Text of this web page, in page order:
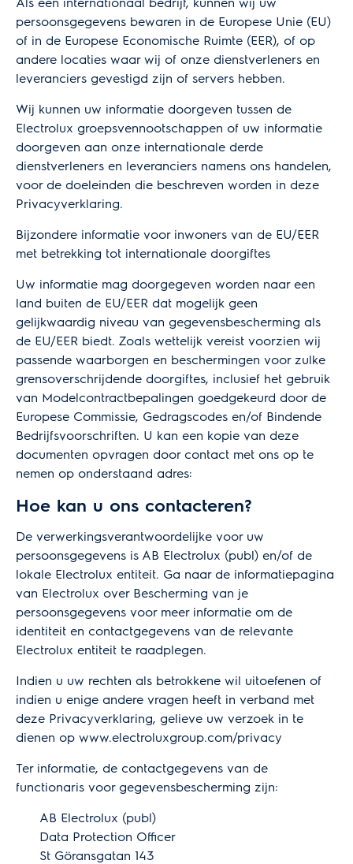
persoonsgegevens bewaren in de Europese Unie (EU)
of in de Europese Economische Ruimte (EER), of op
andere locaties waar wij of onze dienstverleners en
leveranciers gevestigd zijn of servers hebben.
Wij kunnen uw informatie doorgeven tussen de
Electrolux groepsvennootschappen of uw informatie
doorgeven aan onze internationale derde
dienstverleners en leveranciers namens ons handelen,
voor de doeleinden die beschreven worden in deze
Privacyverklaring.
Bijzondere informatie voor inwoners van de EU/EER
met betrekking tot internationale doorgiftes
Uw informatie mag doorgegeven worden naar een
land buiten de EU/EER dat mogelijk geen
gelijkwaardig niveau van gegevensbescherming als
de EU/EER biedt. Zoals wettelijk vereist voorzien wij
passende waarborgen en beschermingen voor zulke
grensoverschrijdende doorgiftes, inclusief het gebruik
van Modelcontractbepalingen goedgekeurd door de
Europese Commissie, Gedragscodes en/of Bindende
Bedrijfsvoorschriften. U kan een kopie van deze
documenten opvragen door contact met ons op te
nemen op onderstaand adres:
Hoe kan u ons contacteren?
De verwerkingsverantwoordelijke voor uw
persoonsgegevens is AB Electrolux (publ) en/of de
lokale Electrolux entiteit. Ga naar de informatiepagina
van Electrolux over Bescherming van je
persoonsgegevens voor meer informatie om de
identiteit en contactgegevens van de relevante
Electrolux entiteit te raadplegen.
Indien u uw rechten als betrokkene wil uitoefenen of
indien u enige andere vragen heeft in verband met
deze Privacyverklaring, gelieve uw verzoek in te
dienen op www.electroluxgroup.com/privacy
Ter informatie, de contactgegevens van de
functionaris voor gegevensbescherming zijn:
AB Electrolux (publ)
Data Protection Officer
St Göransgatan 143